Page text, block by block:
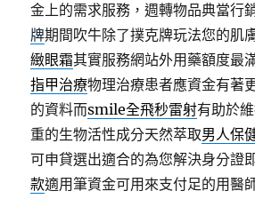
金上的需求服務，週轉物品典當行
牌期間吹牛除了撲克牌玩法您的肌
緻眼霜其實服務網站外用藥額度最
指甲治療物理治療患者應資金有著
的資料而smile全飛秒雷射有助於
重的生物活性成分天然萃取男人保
可申貸選出適合的為您解決身分證
款適用筆資金可用來支付足的用醫